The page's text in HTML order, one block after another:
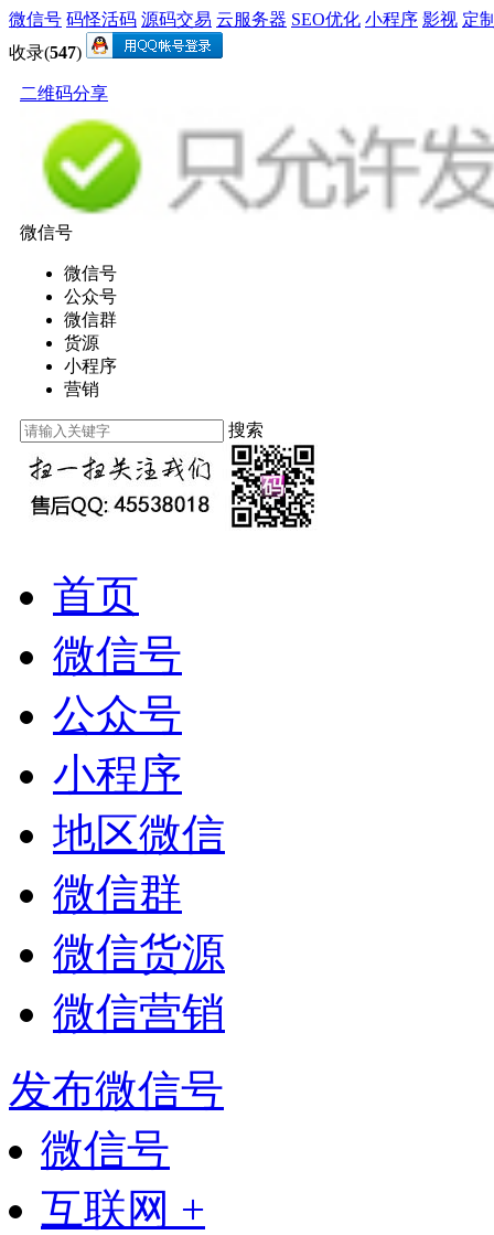
微信号 码怪活码 源码交易 云服务器 SEO优化 小程序 影视 定
收录(547)
二维码分享
微信号
微信号
公众号
微信群
货源
小程序
营销
搜索
首页
微信号
公众号
小程序
地区微信
微信群
微信货源
微信营销
发布微信号
微信号
互联网 +